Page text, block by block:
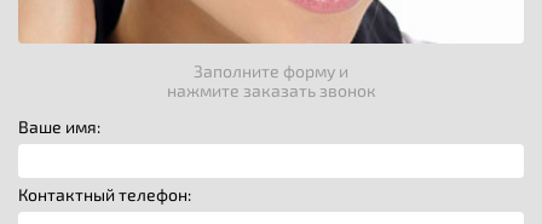
Заполните форму и
нажмите заказать звонок
Ваше имя:
Контактный телефон: